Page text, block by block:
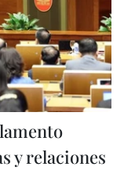
y relaciones